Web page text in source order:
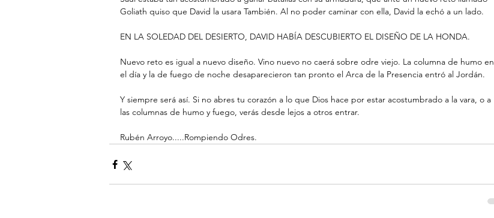
Goliath quiso que David la usara También. Al no poder caminar con ella, David la echó a un lado.
EN LA SOLEDAD DEL DESIERTO, DAVID HABÍA DESCUBIERTO EL DISEÑO DE LA HONDA.
Nuevo reto es igual a nuevo diseño. Vino nuevo no caerá sobre odre viejo. La columna de humo en
el día y la de fuego de noche desaparecieron tan pronto el Arca de la Presencia entró al Jordán.
Y siempre será así. Si no abres tu corazón a lo que Dios hace por estar acostumbrado a la vara, o a
las columnas de humo y fuego, verás desde lejos a otros entrar.
Rubén Arroyo.....Rompiendo Odres.